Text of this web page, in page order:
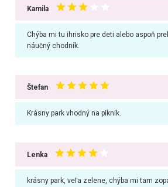
Kamila
Chýba mi tu ihrisko pre deti alebo aspoň
náučný chodník.
Štefan
Krásny park vhodný na piknik.
Lenka
krásny park, veľa zelene, chýba mi tam